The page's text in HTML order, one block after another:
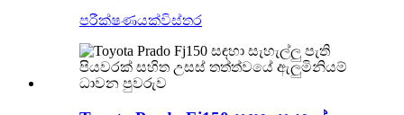
පරීක්ෂණයක්විස්තර